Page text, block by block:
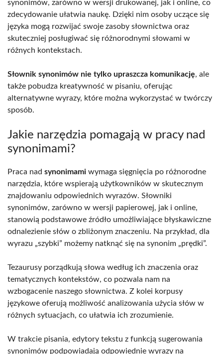
synonimów, zarówno w wersji drukowanej, jak i online, co
zdecydowanie ułatwia naukę. Dzięki nim osoby uczące się
języka mogą rozwijać swoje zasoby słownictwa oraz
skuteczniej posługiwać się różnorodnymi słowami w
różnych kontekstach.
Słownik synonimów nie tylko upraszcza komunikację, ale
także pobudza kreatywność w pisaniu, oferując
alternatywne wyrazy, które można wykorzystać w twórczy
sposób.
Jakie narzędzia pomagają w pracy nad
synonimami?
Praca nad synonimami wymaga sięgnięcia po różnorodne
narzędzia, które wspierają użytkowników w skutecznym
znajdowaniu odpowiednich wyrazów. Słowniki
synonimów, zarówno w wersji papierowej, jak i online,
stanowią podstawowe źródło umożliwiające błyskawiczne
odnalezienie słów o zbliżonym znaczeniu. Na przykład, dla
wyrazu „szybki” możemy natknąć się na synonim „prędki”.
Tezaurusy porządkują słowa według ich znaczenia oraz
tematycznych kontekstów, co pozwala nam na
wzbogacenie naszego słownictwa. Z kolei korpusy
językowe oferują możliwość analizowania użycia słów w
różnych sytuacjach, co ułatwia ich zrozumienie.
W trakcie pisania, edytory tekstu z funkcją sugerowania
synonimów podpowiadają odpowiednie wyrazy na